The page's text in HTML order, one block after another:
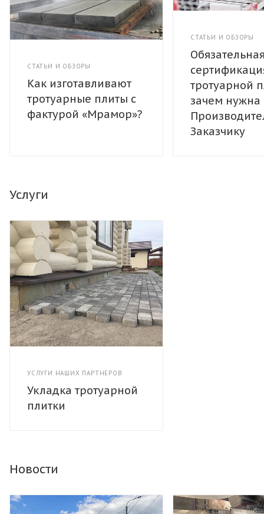
СТАТЬИ И ОБЗОРЫ
Как изготавливают
тротуарные плиты с
фактурой «Мрамор»?
СТАТЬИ И ОБЗОРЫ
тротуарной
зачем нужна
Заказчику
Услуги
УСЛУГИ НАШИХ ПАРТНЕРОВ
Укладка тротуарной
плитки
Новости